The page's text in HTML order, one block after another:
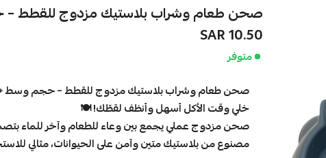
صحن طعام وشراب بلاستيك مزدوج للقطط
10.50 SAR
متوفر
صحن طعام وشراب بلاستيك مزدوج للقطط – حجم وسط
خلي وقت الأكل أسهل وأنظف لقطّك! 🍽️
صحن مزدوج عملي يجمع بين وعاء للطعام وآخر للماء
مصنوع من بلاستيك متين وآمن على الحيوانات، مثالي